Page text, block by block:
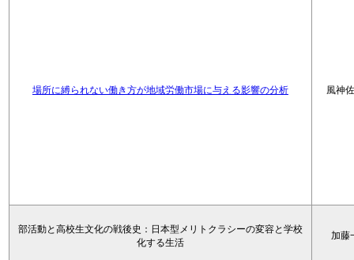
場所に縛られない働き方が地域労働市場に与える影響の分析 風神
部活動と高校生文化の戦後史：日本型メリトクラシーの変容と学校
化する生活
加藤